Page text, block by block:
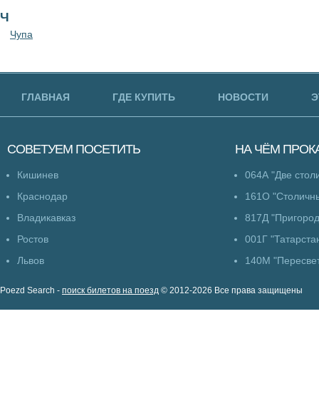
Ч
Чупа
ГЛАВНАЯ ГДЕ КУПИТЬ НОВОСТИ
СОВЕТУЕМ ПОСЕТИТЬ
Кишинев
Краснодар
Владикавказ
Ростов
Львов
НА ЧЁМ
064А "Две
161О
817Д
001Г
140М
Poezd Search - поиск билетов на поезд © 2012-2026 Все права защищены